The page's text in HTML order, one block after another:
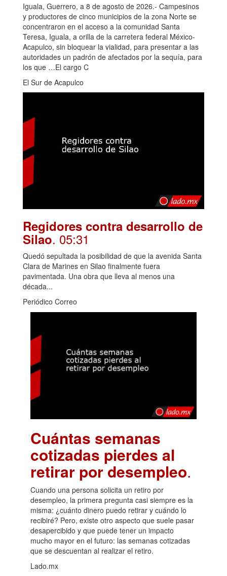
Iguala, Guerrero, a 8 de agosto de 2026.- Campesinos
y productores de cinco municipios de la zona Norte se
concentraron en el acceso a la comunidad Santa
Teresa, Iguala, a orilla de la carretera federal México-
Acapulco, sin bloquear la vialidad, para presentar a las
autoridades un padrón de afectados por la sequía, para
los que …El cargo C
El Sur de Acapulco
Regidores contra desarrollo de
Silao. 05:31
Quedó sepultada la posibilidad de que la avenida Santa
Clara de Marines en Silao finalmente fuera
pavimentada. Una obra que lleva al menos una
década...
Periódico Correo
Cuántas semanas
cotizadas pierdes al
retirar por desempleo.
Cuando una persona solicita un retiro por
desempleo, la primera pregunta casi siempre es la
misma: ¿cuánto dinero puedo retirar y cuándo lo
recibiré? Pero, existe otro aspecto que suele pasar
desapercibido y que puede tener un impacto
mucho mayor en el futuro: las semanas cotizadas
que se descuentan al realizar el retiro.
Lado.mx